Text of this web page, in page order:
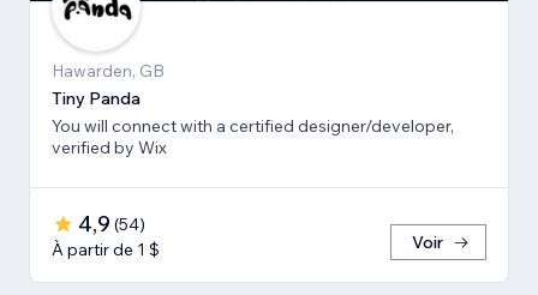
Hawarden, GB
Tiny Panda
You will connect with a certified designer/developer,
verified by Wix
4,9 (54)
À partir de 1 $
Voir